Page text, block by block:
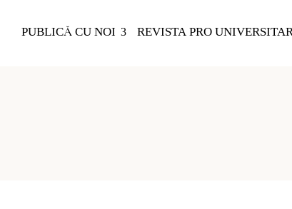
PUBLICĂ CU NOI REVISTA PRO